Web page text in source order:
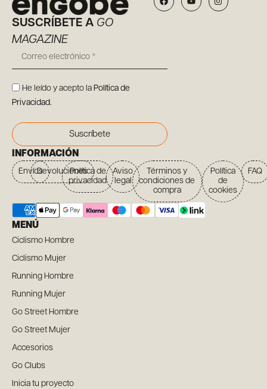
SUSCRÍBETE A GO
MAGAZINE
He leído y acepto la Política de
Privacidad.
Suscríbete
INFORMACIÓN
EnvíosDevolucionesPolítica de
privacidad
Aviso
legal
Términos y
condiciones de
compra
Política
de
cookies
FAQ
MENÚ
Ciclismo Hombre
Ciclismo Mujer
Running Hombre
Running Mujer
Go Street Hombre
Go Street Mujer
Accesorios
Go Clubs
Inicia tu proyecto